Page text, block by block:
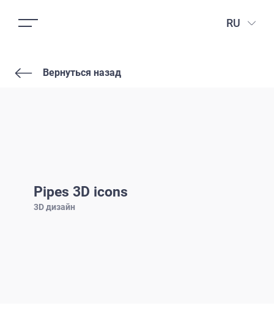
RU
Вернуться назад
Pipes 3D icons
3D дизайн